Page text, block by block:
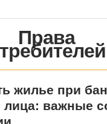
жилье при
лица: важные